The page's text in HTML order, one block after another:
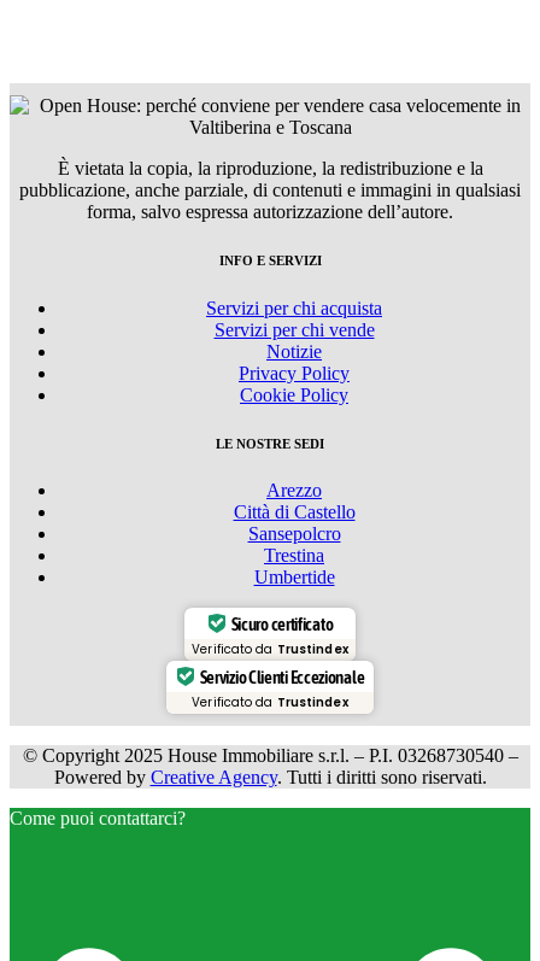
È vietata la copia, la riproduzione, la redistribuzione e la
pubblicazione, anche parziale, di contenuti e immagini in qualsiasi
forma, salvo espressa autorizzazione dell’autore.
INFO E SERVIZI
Servizi per chi acquista
Servizi per chi vende
Notizie
Privacy Policy
Cookie Policy
LE NOSTRE SEDI
Arezzo
Città di Castello
Sansepolcro
Trestina
Umbertide
Sicuro certificato
Verificato da Trustindex
Servizio Clienti Eccezionale
Verificato da Trustindex
© Copyright 2025 House Immobiliare s.r.l. – P.I. 03268730540 –
Powered by Creative Agency. Tutti i diritti sono riservati.
Come puoi contattarci?